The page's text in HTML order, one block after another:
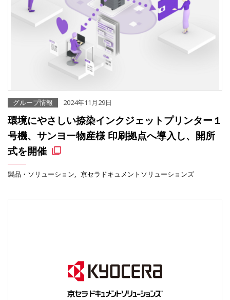
グループ情報 2024年11月29日
環境にやさしい捺染インクジェットプリンター１
号機、サンヨー物産様 印刷拠点へ導入し、開所
式を開催
製品・ソリューション 京セラドキュメントソリューションズ